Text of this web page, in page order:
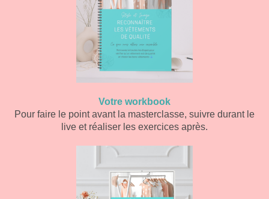
Votre workbook
Pour faire le point avant la masterclasse, suivre durant le
live et réaliser les exercices après.